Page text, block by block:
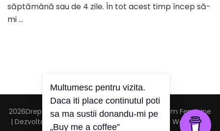
săptămână sau de 4 zile. În tot acest timp încep să-
mi …
2026Drepturi de autorVirginia Ursulescu .Blossom Feminine
| Dezvoltată de
Blossom Themes .Propulsată de WordPress
.
Multumesc pentru vizita.
Daca iti place continutul poti
sa ma sustii donandu-mi pe
„Buy me a coffee”